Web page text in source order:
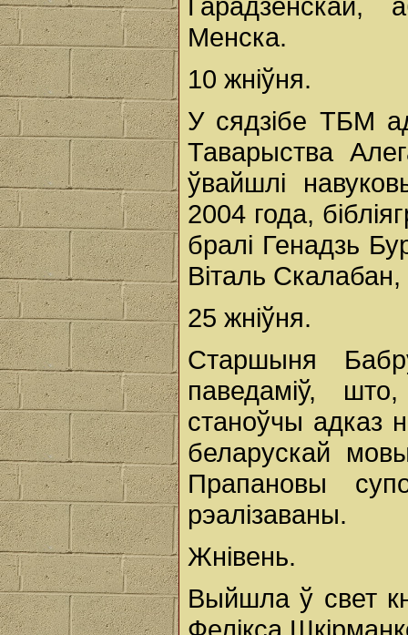
Менска.
10 жніўня.
У сядзібе ТБМ
Таварыства
ўвайшлі
2004 года,
бралі Генадзь
Віталь
25 жніўня.
Старшыня
паведаміў,
станоўчы адказ
беларускай
Прапановы
рэалізаваны.
Жнівень.
Выйшла ў свет